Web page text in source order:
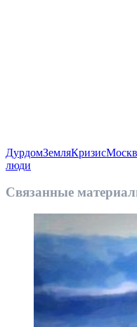
ДурдомЗемляКризис
люди
Связанные